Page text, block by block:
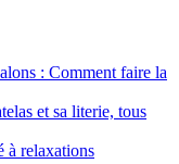
: Comment faire la
et sa literie, tous
à relaxations